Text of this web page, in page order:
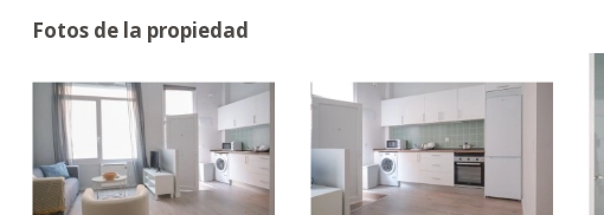
Fotos de la propiedad